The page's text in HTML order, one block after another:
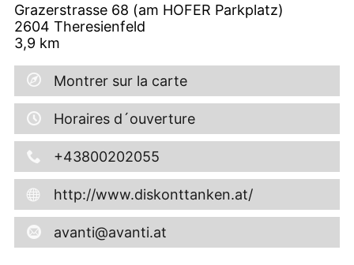
Grazerstrasse 68 (am HOFER Parkplatz)
2604 Theresienfeld
3,9 km
Montrer sur la carte
Horaires d´ouverture
+43800202055
http://www.diskonttanken.at/
avanti@avanti.at